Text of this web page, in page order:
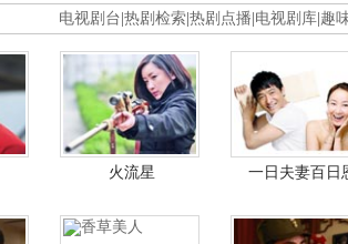
电视剧台 热剧检索 热剧点播 电视剧库 趣
火流星 一日夫妻百日